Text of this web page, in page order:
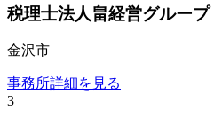
税理士法人畠経営グループ
金沢市
事務所詳細を見る
3